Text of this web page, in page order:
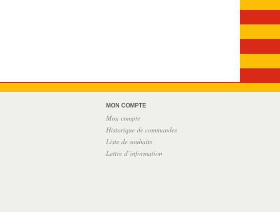
MON COMPTE
Mon compte
Historique de commandes
Liste de souhaits
Lettre d’information